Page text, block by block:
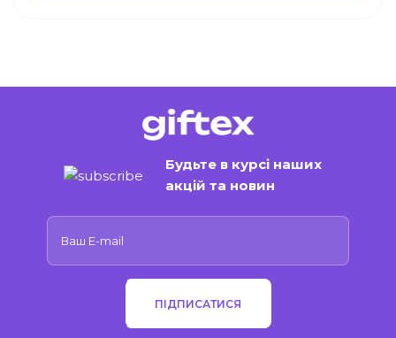
Будьте в курсі наших
акцій та новин
ПІДПИСАТИСЯ